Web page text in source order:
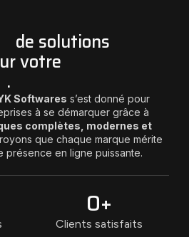
de solutions
votre
.
Softwares s’est donné pour
à se démarquer grâce à
complètes, modernes et
que chaque marque mérite
présence en ligne puissante.
Clients satisfaits
0+